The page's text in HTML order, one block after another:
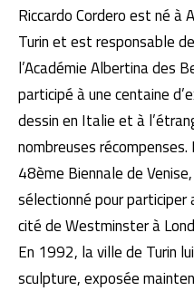
Riccardo Cordero est né
Turin et est responsable
l’Académie Albertina des
participé à une centaine
dessin en Italie et à
nombreuses
48ème Biennale de
sélectionné pour participer
cité de Westminster à
En 1992, la ville de Turin
sculpture, exposée